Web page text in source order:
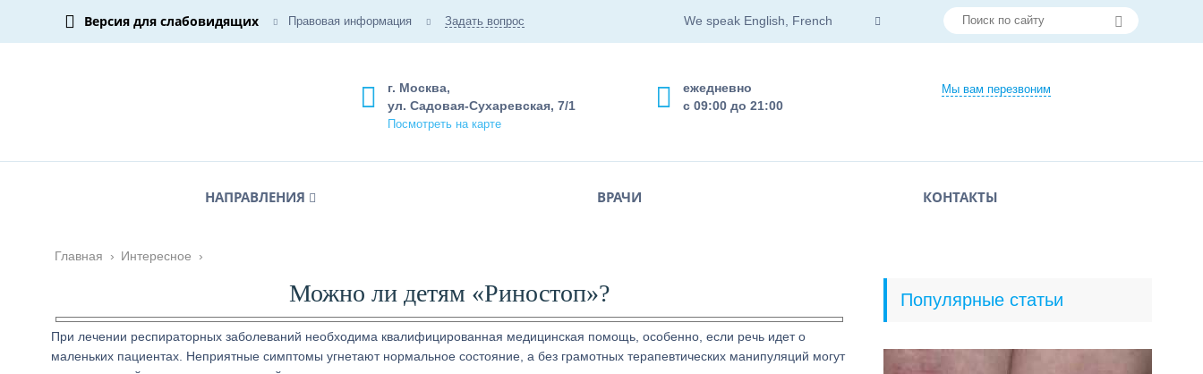
Версия для слабовидящих Правовая информация Задать вопрос We speak English, French
Мы вам перезвоним
ежедневно
с 09:00 до 21:00
г. Москва,
ул. Садовая-Сухаревская, 7/1
Посмотреть на карте
НАПРАВЛЕНИЯ ВРАЧИ КОНТАКТЫ
Главная › Интересное ›
Можно ли детям «Риностоп»?
При лечении респираторных заболеваний необходима квалифицированная медицинская помощь, особенно, если речь идет о
маленьких пациентах. Неприятные симптомы угнетают нормальное состояние, а без грамотных терапевтических манипуляций могут
Популярные статьи